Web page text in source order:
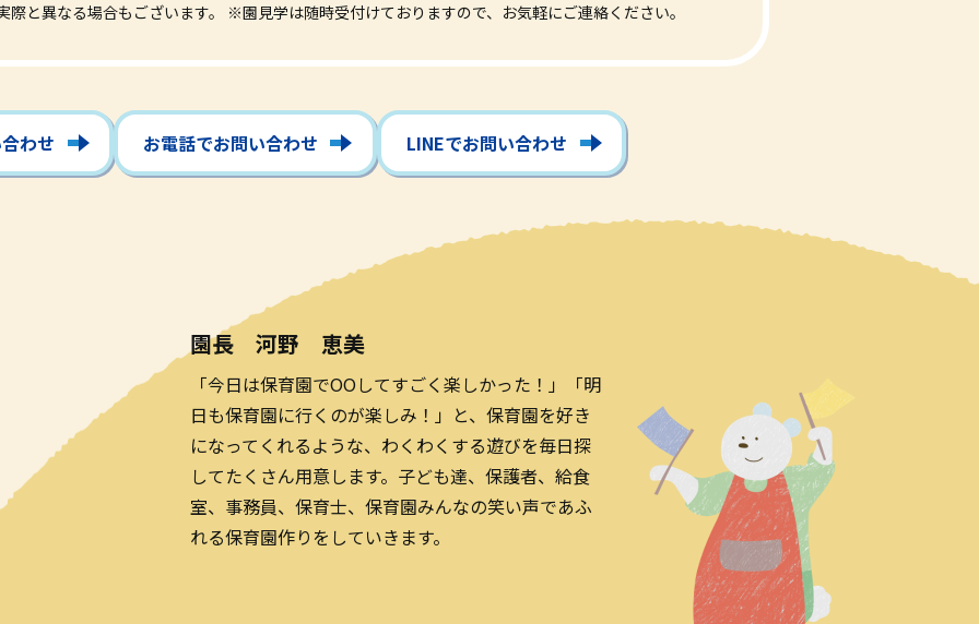
と異なる場合もございます。 ※園見学は随時受付けておりますので、お気軽にご連絡ください。
わせ お電話でお問い合わせ LINEでお問い合わせ
園長 河野 恵美
「今日は保育園でOOしてすごく楽しかった！」「明
日も保育園に行くのが楽しみ！」と、保育園を好き
になってくれるような、わくわくする遊びを毎日探
してたくさん用意します。子ども達、保護者、給食
室、事務員、保育士、保育園みんなの笑い声であふ
れる保育園作りをしていきます。